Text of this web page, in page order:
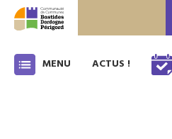
MENU ACTUS !